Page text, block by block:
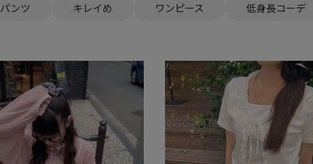
パンツ キレイめ ワンピース 低身長コーデ